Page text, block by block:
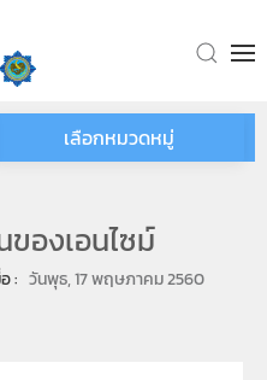
เลือกหมวดหมู่
ของเอนไซม์
: วันพุธ, 17 พฤษภาคม 2560